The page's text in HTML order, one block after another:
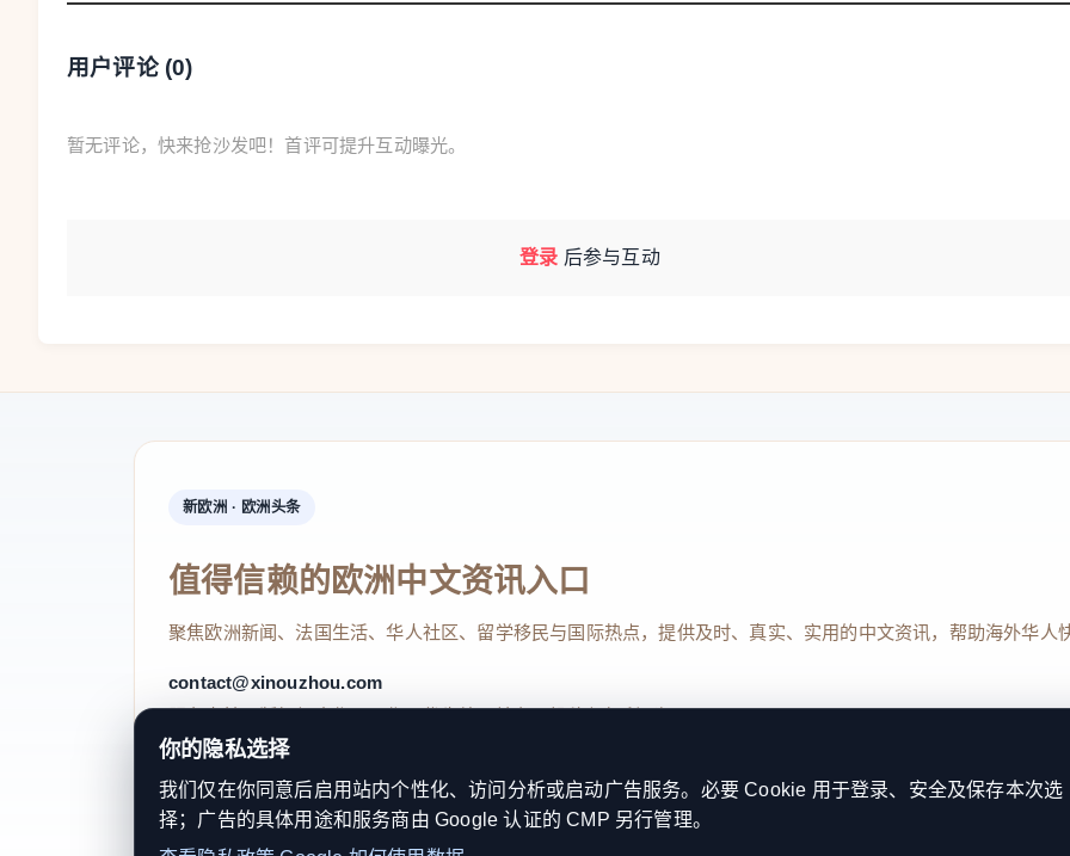
用户评论 (0)
暂无评论，快来抢沙发吧！首评可提升互动曝光。
登录 后参与互动
新欧洲 · 欧洲头条
值得信赖的欧洲中文资讯入口
聚焦欧洲新闻、法国生活、华人社区、留学移民与国际热点，提供及时、真实、实用的中文资讯，帮助海外华人
contact@xinouzhou.com
服务支持、版权与合作：工作日优先处理站务、投稿与权利通知
© 2026 新欧洲·欧洲头条. All Rights Reserved. 本网站持续优化内容透明度、联系方式与用户权利说明，以提升品牌
你的隐私选择
我们仅在你同意后启用站内个性化、访问分析或启动广告服务。必要 Cookie 用于登录、安全及保存本次选
择；广告的具体用途和服务商由 Google 认证的 CMP 另行管理。